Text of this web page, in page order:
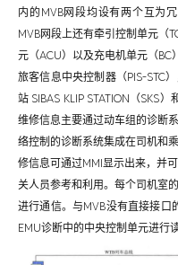
内的MVB网段均设有两个互为
MVB网段上还有牵引控制单元（
元（ACU）以及充电机单元（BC
旅客信息中央控制器（PIS-STC
站 SIBAS KLIP STATION（SKS
维修信息主要通过动车组的诊断
络控制的诊断系统集成在司机和
修信息可通过MMI显示出来，并
关人员参考和利用。每个司机室
进行通信。与MVB没有直接接口
EMU诊断中的中央控制单元进行读